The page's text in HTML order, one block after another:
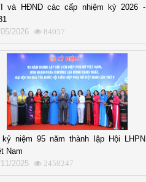
và HĐND các cấp nhiệm kỳ 2026 -
2026
84057
kỷ niệm 95 năm thành lập Hội LHPN
Nam
2025
2458247